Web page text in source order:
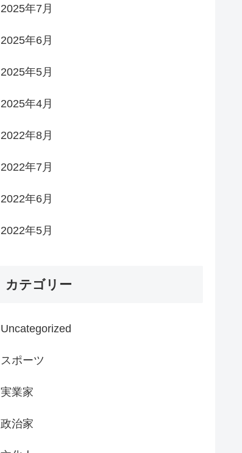
2025年7月
2025年6月
2025年5月
2025年4月
2022年8月
2022年7月
2022年6月
2022年5月
カテゴリー
Uncategorized
スポーツ
実業家
政治家